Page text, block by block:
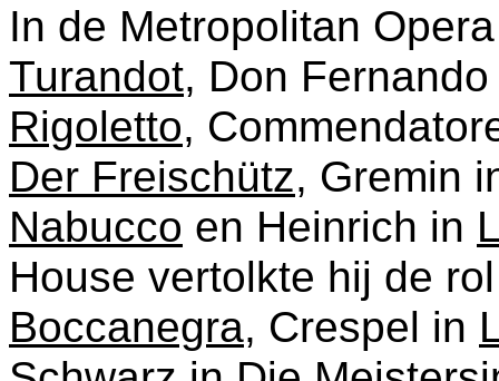
In de Metropolitan
Turandot, Don
Rigoletto,
Der Freischütz, Gremin
Nabucco en Heinrich in
House vertolkte hij de
Boccanegra, Crespel in